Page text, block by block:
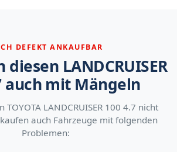
DEFEKT ANKAUFBAR
LANDCRUISER
auch mit Mängeln
TOYOTA LANDCRUISER 100 4.7 nicht
auch Fahrzeuge mit folgenden
Problemen: